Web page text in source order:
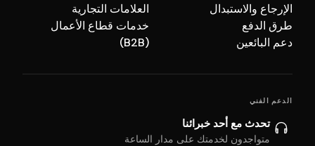
الإرجاع والاستبدال
طرق الدفع
دعم البائعين
العلامات التجارية
خدمات قطاع الأعمال
(B2B)
الدعم الفني
تحدث مع أحد خبرائنا
متواجدون لخدمتك على مدار الساعة